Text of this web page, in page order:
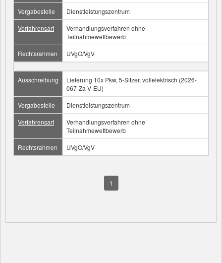
Vergabestelle
Dienstleistungszentrum
Verfahrensart
Verhandlungsverfahren ohne
Teilnahmewettbewerb
Rechtsrahmen
UVgO/VgV
Ausschreibung
Lieferung 10x Pkw, 5-Sitzer, vollelektrisch (2026-
067-Za-V-EU)
Vergabestelle
Dienstleistungszentrum
Verfahrensart
Verhandlungsverfahren ohne
Teilnahmewettbewerb
Rechtsrahmen
UVgO/VgV
1